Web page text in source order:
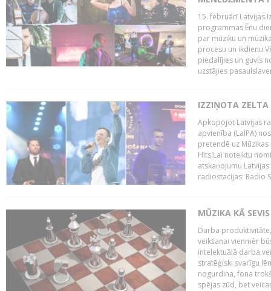
15. februārī Latvijas
programmas Ēnu
par mūziku un
procesu un
piedalījies un guvis
uzstājies
IZZIŅOTA ZELTA
Apkopojot Latvijas
apvienība (LaIPA)
pretendē uz
Hits.Lai noteiktu
atskaņojumu
radiostacijas: Radio
MŪZIKA KĀ
Darba
veikšanai vienmēr
intelektuālā darba
stratēģiski svarīgu
nogurdina, fona
spējas zūd, bet